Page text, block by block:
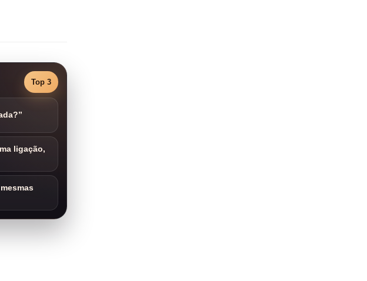
Top 3
ligação,